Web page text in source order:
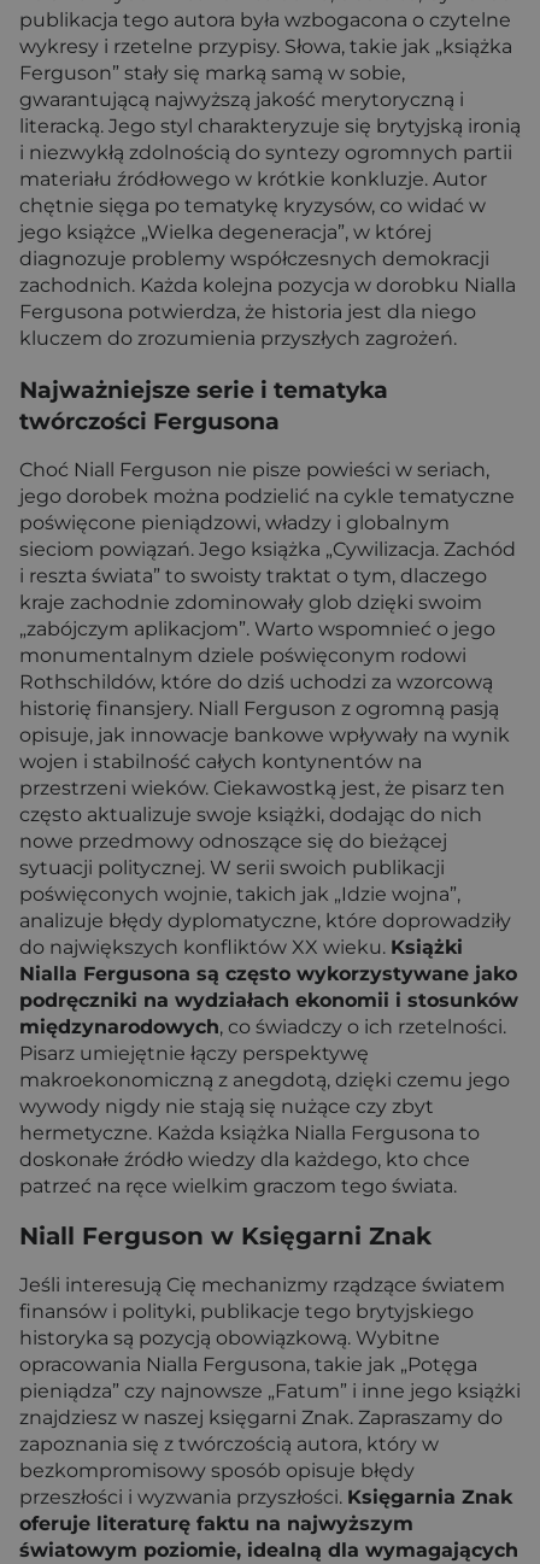
publikacja tego autora była wzbogacona o czytelne
wykresy i rzetelne przypisy. Słowa, takie jak „książka
Ferguson” stały się marką samą w sobie,
gwarantującą najwyższą jakość merytoryczną i
literacką. Jego styl charakteryzuje się brytyjską ironią
i niezwykłą zdolnością do syntezy ogromnych partii
materiału źródłowego w krótkie konkluzje. Autor
chętnie sięga po tematykę kryzysów, co widać w
jego książce „Wielka degeneracja”, w której
diagnozuje problemy współczesnych demokracji
zachodnich. Każda kolejna pozycja w dorobku Nialla
Fergusona potwierdza, że historia jest dla niego
kluczem do zrozumienia przyszłych zagrożeń.
Najważniejsze serie i tematyka
twórczości Fergusona
Choć Niall Ferguson nie pisze powieści w seriach,
jego dorobek można podzielić na cykle tematyczne
poświęcone pieniądzowi, władzy i globalnym
sieciom powiązań. Jego książka „Cywilizacja. Zachód
i reszta świata” to swoisty traktat o tym, dlaczego
kraje zachodnie zdominowały glob dzięki swoim
„zabójczym aplikacjom”. Warto wspomnieć o jego
monumentalnym dziele poświęconym rodowi
Rothschildów, które do dziś uchodzi za wzorcową
historię finansjery. Niall Ferguson z ogromną pasją
opisuje, jak innowacje bankowe wpływały na wynik
wojen i stabilność całych kontynentów na
przestrzeni wieków. Ciekawostką jest, że pisarz ten
często aktualizuje swoje książki, dodając do nich
nowe przedmowy odnoszące się do bieżącej
sytuacji politycznej. W serii swoich publikacji
poświęconych wojnie, takich jak „Idzie wojna”,
analizuje błędy dyplomatyczne, które doprowadziły
do największych konfliktów XX wieku. Książki
Nialla Fergusona są często wykorzystywane jako
podręczniki na wydziałach ekonomii i stosunków
międzynarodowych, co świadczy o ich rzetelności.
Pisarz umiejętnie łączy perspektywę
makroekonomiczną z anegdotą, dzięki czemu jego
wywody nigdy nie stają się nużące czy zbyt
hermetyczne. Każda książka Nialla Fergusona to
doskonałe źródło wiedzy dla każdego, kto chce
patrzeć na ręce wielkim graczom tego świata.
Niall Ferguson w Księgarni Znak
Jeśli interesują Cię mechanizmy rządzące światem
finansów i polityki, publikacje tego brytyjskiego
historyka są pozycją obowiązkową. Wybitne
opracowania Nialla Fergusona, takie jak „Potęga
pieniądza” czy najnowsze „Fatum” i inne jego książki
znajdziesz w naszej księgarni Znak. Zapraszamy do
zapoznania się z twórczością autora, który w
bezkompromisowy sposób opisuje błędy
przeszłości i wyzwania przyszłości. Księgarnia Znak
oferuje literaturę faktu na najwyższym
światowym poziomie, idealną dla wymagających